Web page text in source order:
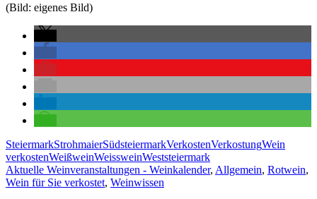
(Bild: eigenes Bild)
SteiermarkStrohmaierSüdsteiermarkVerkostenVerkostungWein
verkostenWeißweinWeissweinWeststeiermark
Aktuelle Weinveranstaltungen - Weinkalender, Allgemein, Rotwein,
Wein für Sie verkostet, Weinwissen